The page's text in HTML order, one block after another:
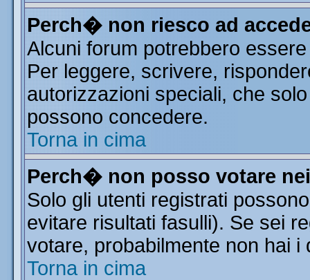
Perch� non riesco ad
Alcuni forum potrebbero
Per leggere, scrivere,
autorizzazioni speciali, che
possono concedere.
Torna in cima
Perch� non posso votare
Solo gli utenti registrati
evitare risultati fasulli). Se sei
votare, probabilmente non hai
Torna in cima